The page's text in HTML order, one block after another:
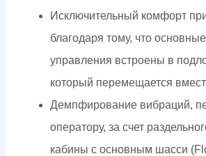
Исключительный комфорт
благодаря тому, что
управления встроены в
который перемещается
Демпфирование вибраций,
оператору, за счет
кабины с основным шасси